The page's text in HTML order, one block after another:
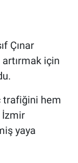
Çınar
artırmak için
trafiğini hem
İzmir
yaya